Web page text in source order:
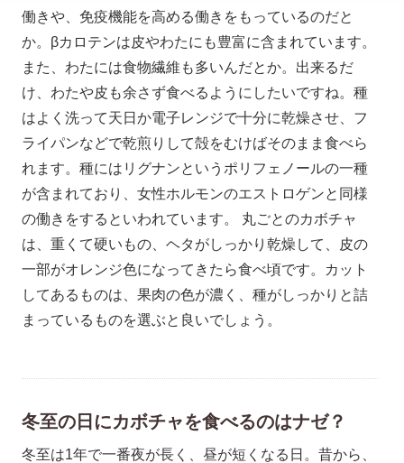
働きや、免疫機能を高める働きをもっているのだと
か。βカロテンは皮やわたにも豊富に含まれています。
また、わたには食物繊維も多いんだとか。出来るだ
け、わたや皮も余さず食べるようにしたいですね。種
はよく洗って天日か電子レンジで十分に乾燥させ、フ
ライパンなどで乾煎りして殻をむけばそのまま食べら
れます。種にはリグナンというポリフェノールの一種
が含まれており、女性ホルモンのエストロゲンと同様
の働きをするといわれています。 丸ごとのカボチャ
は、重くて硬いもの、ヘタがしっかり乾燥して、皮の
一部がオレンジ色になってきたら食べ頃です。カット
してあるものは、果肉の色が濃く、種がしっかりと詰
まっているものを選ぶと良いでしょう。
冬至の日にカボチャを食べるのはナゼ？
冬至は1年で一番夜が長く、昼が短くなる日。昔から、